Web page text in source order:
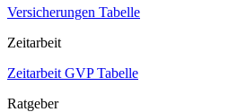
Versicherungen Tabelle
Zeitarbeit
Zeitarbeit GVP Tabelle
Ratgeber